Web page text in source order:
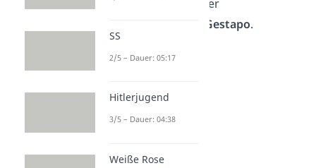
dieGeburtsstunde
der
deutschlandweiten Gestapo.
SS
2/5 – Dauer: 05:17
Hitlerjugend
3/5 – Dauer: 04:38
Weiße Rose